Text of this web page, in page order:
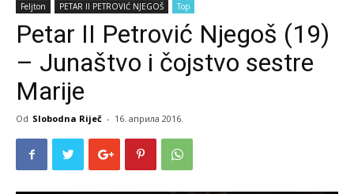
Feljton PETAR II PETROVIĆ NJEGOŠ Top
Petar II Petrović Njegoš (19)
– Junaštvo i čojstvo sestre
Marije
Od Slobodna Riječ - 16. априла 2016.